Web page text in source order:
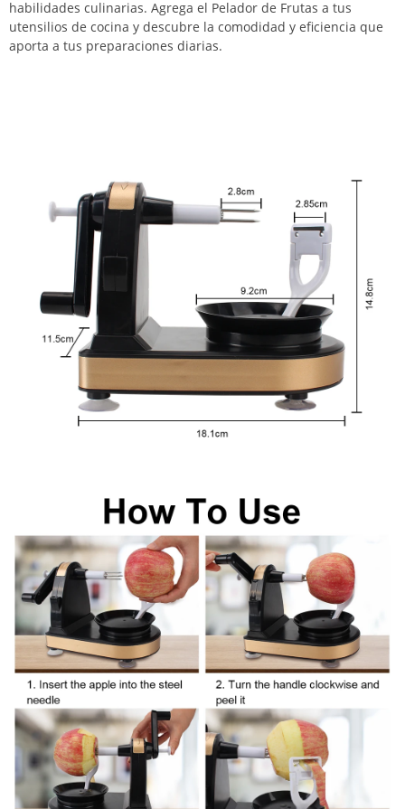
habilidades culinarias. Agrega el Pelador de Frutas a tus
utensilios de cocina y descubre la comodidad y eficiencia que
aporta a tus preparaciones diarias.